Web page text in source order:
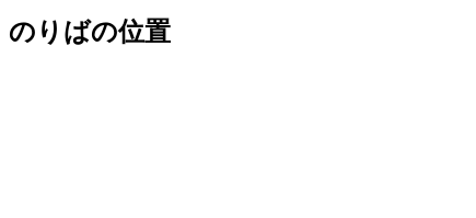
のりばの位置